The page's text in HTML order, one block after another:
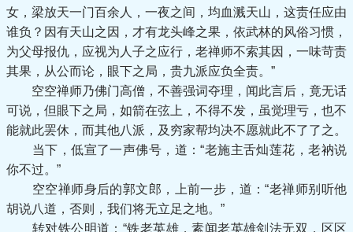
女，梁放天一门百余人，一夜之间，均血溅天山，这责任应由
谁负？因有天山之因，才有龙头峰之果，依武林的风俗习惯，
为父母报仇，应视为人子之应行，老禅师不索其因，一味苛责
其果，从公而论，眼下之局，贵九派应负全责。”
空空禅师乃佛门高僧，不善强词夺理，闻此言后，竟无话
可说，但眼下之局，如箭在弦上，不得不发，虽觉理亏，也不
能就此罢休，而其他八派，及穷家帮均决不愿就此不了了之。
当下，低宣了一声佛号，道：“老施主舌灿莲花，老衲说
你不过。”
空空禅师身后的郭文郎，上前一步，道：“老禅师别听他
胡说八道，否则，我们将无立足之地。”
转对铁公明道：“铁老英雄，素闻老英雄剑法无双，区区